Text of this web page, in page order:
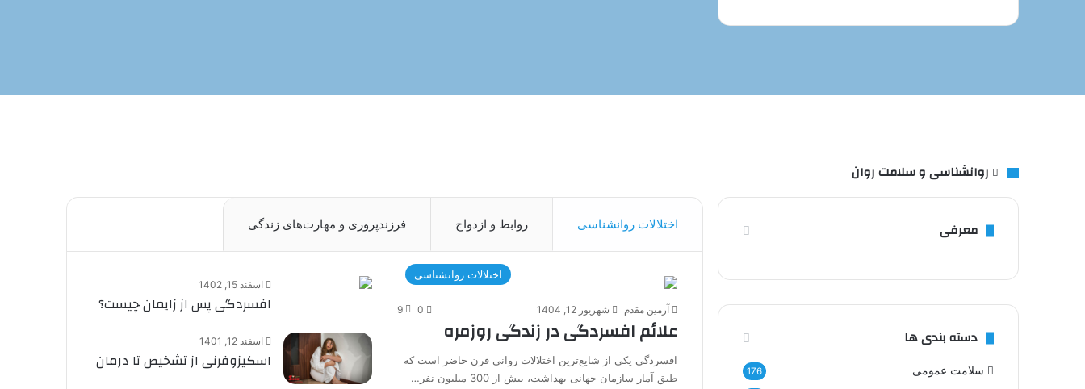
روانشناسی و سلامت روان
اختلالات روانشناسی روابط و ازدواج فرزندپروری و مهارت‌های زندگی
اختلالات روانشناسی
آرمین مقدم شهریور 12, 1404 0
9
علائم افسردگی در زندگی روزمره
افسردگی یکی از شایع‌ترین اختلالات روانی قرن حاضر است که
طبق آمار سازمان جهانی بهداشت، بیش از 300 میلیون نفر…
اسفند 15, 1402
افسردگی پس از زایمان چیست؟
اسفند 12, 1401
اسکیزوفرنی از تشخیص تا درمان
معرفی
دسته بندی ها
سلامت عمومی 176